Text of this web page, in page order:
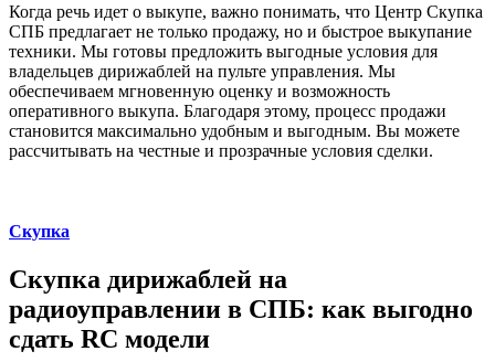
Когда речь идет о выкупе, важно понимать, что Центр Скупка
СПБ предлагает не только продажу, но и быстрое выкупание
техники. Мы готовы предложить выгодные условия для
владельцев дирижаблей на пульте управления. Мы
обеспечиваем мгновенную оценку и возможность
оперативного выкупа. Благодаря этому, процесс продажи
становится максимально удобным и выгодным. Вы можете
рассчитывать на честные и прозрачные условия сделки.
Скупка
Скупка дирижаблей на
радиоуправлении в СПБ: как выгодно
сдать RC модели